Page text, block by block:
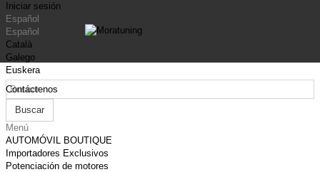
Iniciar sesión
Español
Español
Català
Galego
Euskera
Contáctenos
Buscar
Menú
AUTOMÓVIL BOUTIQUE
Importadores Exclusivos
Potenciación de motores